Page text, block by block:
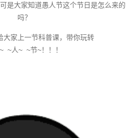
是大家知道愚人节这个节日是怎么来的
吗？
大家上一节科普课，带你玩转
~人~ ~节~！！！